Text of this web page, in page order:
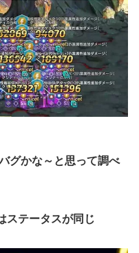
グかな～と思って調べ
ステータスが同じ